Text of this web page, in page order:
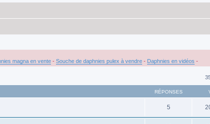
magna en vente - Souche de daphnies pulex à vendre - Daphnies en vidéos -
RÉPONSES
5